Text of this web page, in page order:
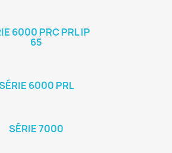
6000 PRC PRL IP
65
6000 PRL
SÉRIE 7000